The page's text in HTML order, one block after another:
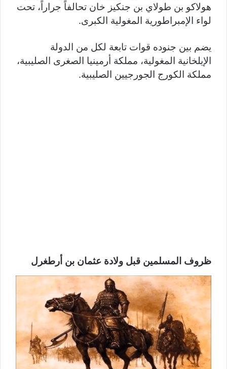
هولاكو بن طولاي بن جنكيز خان تحالفاً جراراً، تحت
لواء الإمبراطورية المغولية الكبرى.
يضم بين جنوده قوات تابعة لكل من الدولة
الإيلخانية المغولية، مملكة أرمينيا الصغرى الصليبية،
مملكة الكورج الجورجيين الصليبية.
ظروف المسلمين قبل ولادة عثمان بن أرطغرل